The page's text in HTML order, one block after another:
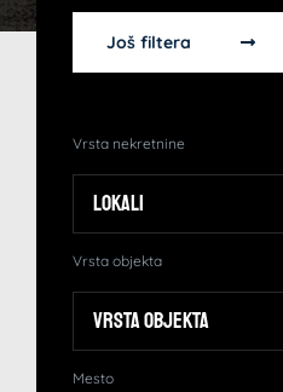
Još filtera
Vrsta nekretnine
Vrsta objekta
Mesto